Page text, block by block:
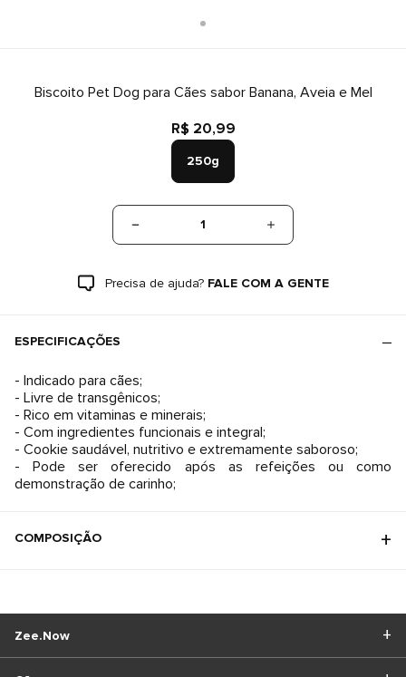
Biscoito Pet Dog para Cães sabor Banana, Aveia e Mel
R$ 20,99
250g
1
Precisa de ajuda? FALE COM A GENTE
ESPECIFICAÇÕES
- Indicado para cães;
- Livre de transgênicos;
- Rico em vitaminas e minerais;
- Com ingredientes funcionais e integral;
- Cookie saudável, nutritivo e extremamente saboroso;
- Pode ser oferecido após as refeições ou como
demonstração de carinho;
COMPOSIÇÃO
Zee.Now